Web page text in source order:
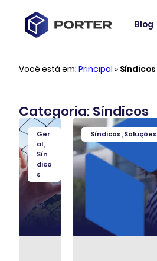
Blog
Você está em: Principal » Síndicos
Categoria: Síndicos
Ger
al
Sín
dico
s
Síndicos Soluções